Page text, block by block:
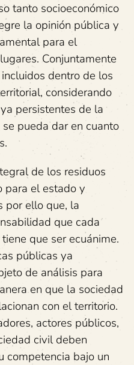
tanto socioeconómico
la opinión pública y
para el
Conjuntamente
dentro de los
considerando
persistentes de la
pueda dar en cuanto
de los residuos
para el estado y
por ello que, la
que cada
que ser ecuánime.
públicas ya
de análisis para
en que la sociedad
con el territorio.
actores públicos,
civil deben
competencia bajo un